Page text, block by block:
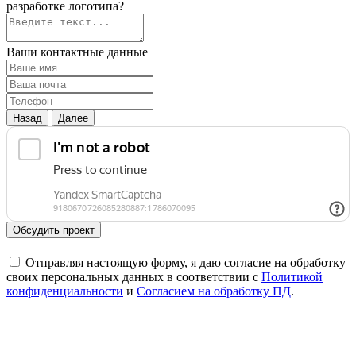
разработке логотипа?
Ваши контактные данные
Назад Далее
Обсудить проект
Отправляя настоящую форму, я даю согласие на обработку
своих персональных данных в соответствии с Политикой
конфиденциальности и Согласием на обработку ПД.